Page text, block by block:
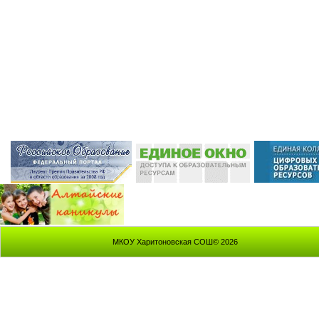
МКОУ Харитоновская СОШ© 2026